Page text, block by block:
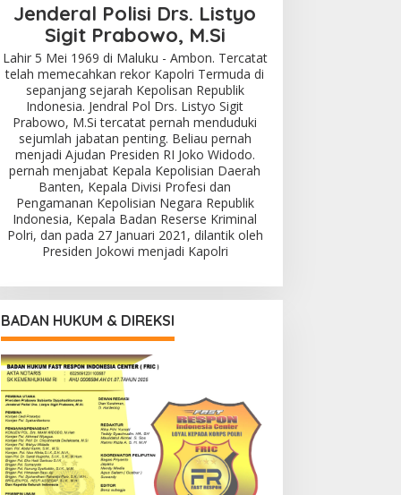
Jenderal Polisi Drs. Listyo
Sigit Prabowo, M.Si
Lahir 5 Mei 1969 di Maluku - Ambon. Tercatat
telah memecahkan rekor Kapolri Termuda di
sepanjang sejarah Kepolisan Republik
Indonesia. Jendral Pol Drs. Listyo Sigit
Prabowo, M.Si tercatat pernah menduduki
sejumlah jabatan penting. Beliau pernah
menjadi Ajudan Presiden RI Joko Widodo.
pernah menjabat Kepala Kepolisian Daerah
Banten, Kepala Divisi Profesi dan
Pengamanan Kepolisian Negara Republik
Indonesia, Kepala Badan Reserse Kriminal
Polri, dan pada 27 Januari 2021, dilantik oleh
Presiden Jokowi menjadi Kapolri
BADAN HUKUM & DIREKSI